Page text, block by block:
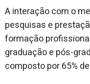
A interação com o
pesquisas e
formação
graduação e pós-
composto por 65%